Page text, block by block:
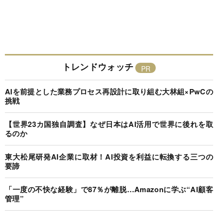
トレンドウォッチ
AIを前提とした業務プロセス再設計に取り組む大林組×PwCの
挑戦
【世界23カ国独自調査】なぜ日本はAI活用で世界に後れを取
るのか
東大松尾研発AI企業に取材！AI投資を利益に転換する三つの
要諦
「一度の不快な経験」で87％が離脱…Amazonに学ぶ“AI顧客
管理”